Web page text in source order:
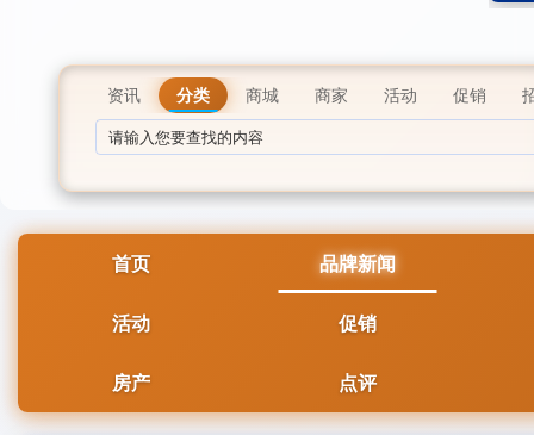
资讯 分类 商城 商家 活动 促销
首页 品牌新闻
活动 促销
房产 点评